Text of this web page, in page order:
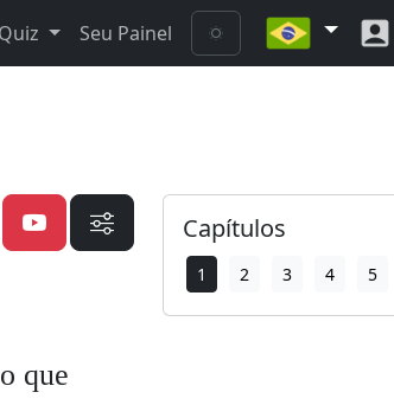
Quiz Seu Painel
que
Capítulos
1 2 3 4 5